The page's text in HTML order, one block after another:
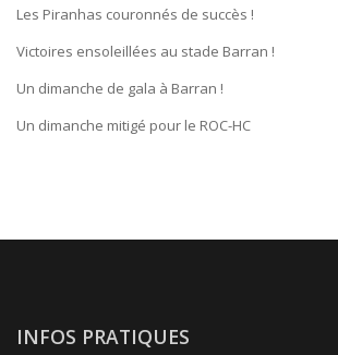
Les Piranhas couronnés de succès !
Victoires ensoleillées au stade Barran !
Un dimanche de gala à Barran !
Un dimanche mitigé pour le ROC-HC
INFOS PRATIQUES